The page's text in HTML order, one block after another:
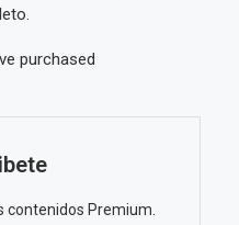
purchased
contenidos Premium.